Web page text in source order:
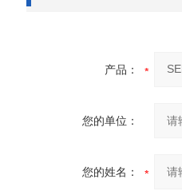
产品：
您的单位：
您的姓名：